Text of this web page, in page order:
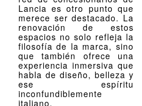
Lancia es otro punto que
merece ser destacado. La
renovación de estos
espacios no solo refleja la
filosofía de la marca, sino
que también ofrece una
experiencia inmersiva que
habla de diseño, belleza y
ese espíritu
inconfundiblemente
italiano.